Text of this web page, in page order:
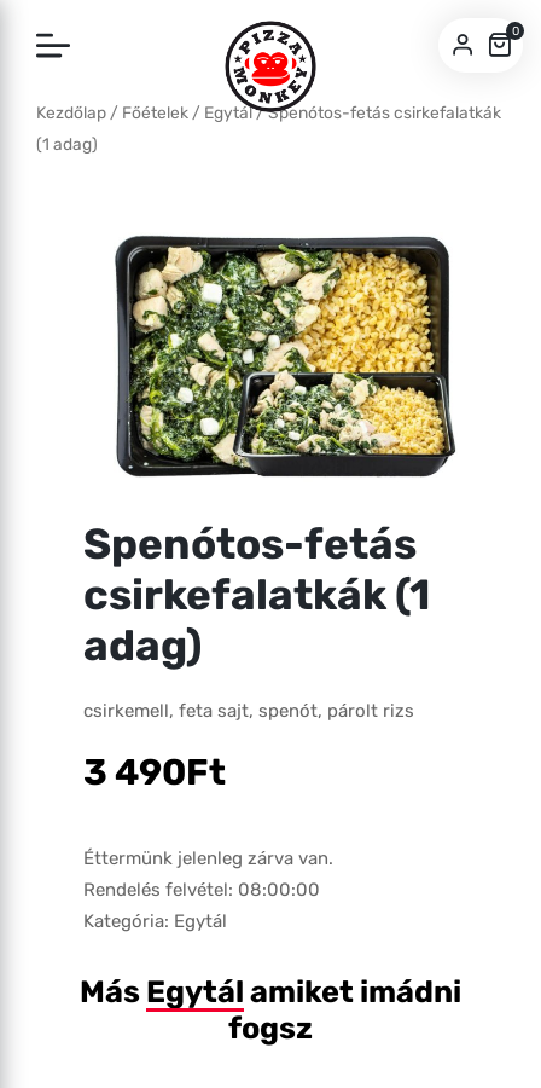
0
Kezdőlap / Főételek / Egytál/ Spenótos-fetás csirkefalatkák
(1 adag)
Spenótos-fetás
csirkefalatkák (1
adag)
csirkemell, feta sajt, spenót, párolt rizs
3 490Ft
Éttermünk jelenleg zárva van.
Rendelés felvétel: 08:00:00
Kategória: Egytál
Más Egytál amiket imádni
fogsz